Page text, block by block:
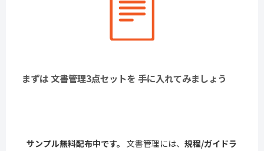
まずは 文書管理3点セットを 手に入れてみましょう
サンプル無料配布中です。 文書管理には、 規程/ガイドラ